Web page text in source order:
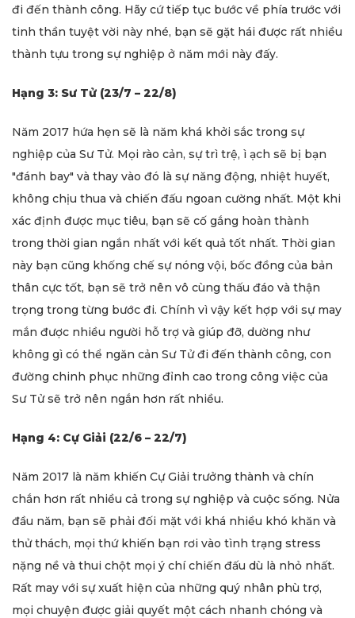
đi đến thành công. Hãy cứ tiếp tục bước về phía trước với
tinh thần tuyệt vời này nhé, bạn sẽ gặt hái được rất nhiều
thành tựu trong sự nghiệp ở năm mới này đấy.
Hạng 3: Sư Tử (23/7 – 22/8)
Năm 2017 hứa hẹn sẽ là năm khá khởi sắc trong sự
nghiệp của Sư Tử. Mọi rào cản, sự trì trệ, ì ạch sẽ bị bạn
"đánh bay" và thay vào đó là sự năng động, nhiệt huyết,
không chịu thua và chiến đấu ngoan cường nhất. Một khi
xác định được mục tiêu, bạn sẽ cố gắng hoàn thành
trong thời gian ngắn nhất với kết quả tốt nhất. Thời gian
này bạn cũng khống chế sự nóng vội, bốc đồng của bản
thân cực tốt, bạn sẽ trở nên vô cùng thấu đáo và thận
trọng trong từng bước đi. Chính vì vậy kết hợp với sự may
mắn được nhiều người hỗ trợ và giúp đỡ, dường như
không gì có thể ngăn cản Sư Tử đi đến thành công, con
đường chinh phục những đỉnh cao trong công việc của
Sư Tử sẽ trở nên ngắn hơn rất nhiều.
Hạng 4: Cự Giải (22/6 – 22/7)
Năm 2017 là năm khiến Cự Giải trưởng thành và chín
chắn hơn rất nhiều cả trong sự nghiệp và cuộc sống. Nửa
đầu năm, bạn sẽ phải đối mặt với khá nhiều khó khăn và
thử thách, mọi thứ khiến bạn rơi vào tình trạng stress
nặng nề và thui chột mọi ý chí chiến đấu dù là nhỏ nhất.
Rất may với sự xuất hiện của những quý nhân phù trợ,
mọi chuyện được giải quyết một cách nhanh chóng và